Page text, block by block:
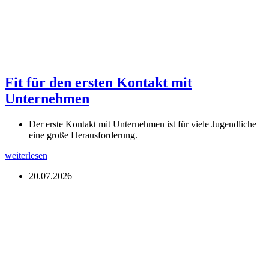
Fit für den ersten Kontakt mit
Unternehmen
Der erste Kontakt mit Unternehmen ist für viele Jugendliche
eine große Herausforderung.
weiterlesen
20.07.2026